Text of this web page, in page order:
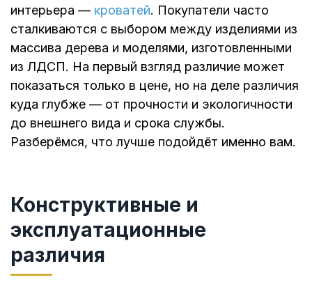
интерьера — кроватей. Покупатели часто
сталкиваются с выбором между изделиями из
массива дерева и моделями, изготовленными
из ЛДСП. На первый взгляд различие может
показаться только в цене, но на деле различия
куда глубже — от прочности и экологичности
до внешнего вида и срока службы.
Разберёмся, что лучше подойдёт именно вам.
Конструктивные и
эксплуатационные
различия